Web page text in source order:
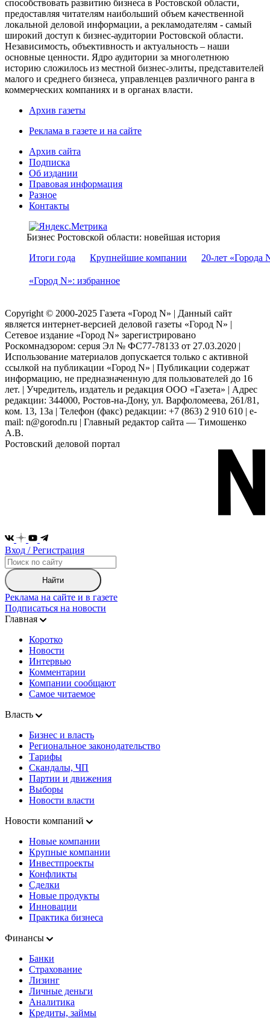
способствовать развитию бизнеса в Ростовской области,
предоставляя читателям наибольший объем качественной
локальной деловой информации, а рекламодателям - самый
широкий доступ к бизнес-аудитории Ростовской области.
Независимость, объективность и актуальность – наши
основные ценности. Ядро аудитории за многолетнюю
историю сложилось из местной бизнес-элиты, представителей
малого и среднего бизнеса, управленцев различного ранга в
коммерческих компаниях и в органах власти.
Архив газеты
Реклама в газете и на сайте
Архив сайта
Подписка
Об издании
Правовая информация
Разное
Контакты
Бизнес Ростовской области: новейшая история
Итоги года
Крупнейшие компании 20-лет «Города
«Город N»: избранное
Copyright © 2000-2025 Газета «Город N» | Данный сайт
является интернет-версией деловой газеты «Город N» |
Сетевое издание «Город N» зарегистрировано
Роскомнадзором: серuя Эл № ФС77-78133 от 27.03.2020 |
Использование материалов допускается только с активной
ссылкой на публикации «Город N» | Публикации содержат
информацию, не предназначенную для пользователей до 16
лет. | Учредитель, издатель и редакция ООО «Газета» | Адрес
редакции: 344000, Ростов-на-Дону, ул. Варфоломеева, 261/81,
ком. 13, 13а | Телефон (факс) редакции: +7 (863) 2 910 610 | e-
mail: n@gorodn.ru | Главный редактор сайта — Тимошенко
А.В.
Ростовский деловой портал
Вход / Регистрация
Найти
Реклама на сайте и в газете
Подписаться на новости
Главная
Коротко
Новости
Интервью
Комментарии
Компании сообщают
Самое читаемое
Власть
Бизнес и власть
Региональное законодательство
Тарифы
Скандалы, ЧП
Партии и движения
Выборы
Новости власти
Новости компаний
Новые компании
Крупные компании
Инвестпроекты
Конфликты
Сделки
Новые продукты
Инновации
Практика бизнеса
Финансы
Банки
Страхование
Лизинг
Личные деньги
Аналитика
Кредиты, займы